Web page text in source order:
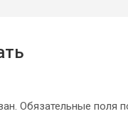
Обязательные поля